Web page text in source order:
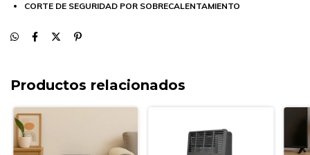
CORTE DE SEGURIDAD POR SOBRECALENTAMIENTO
Productos relacionados